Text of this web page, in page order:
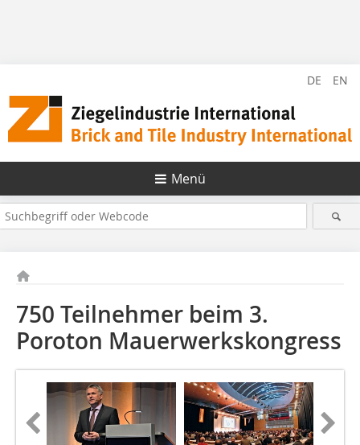
DE EN
Menü
750 Teilnehmer beim 3.
Poroton Mauerwerkskongress